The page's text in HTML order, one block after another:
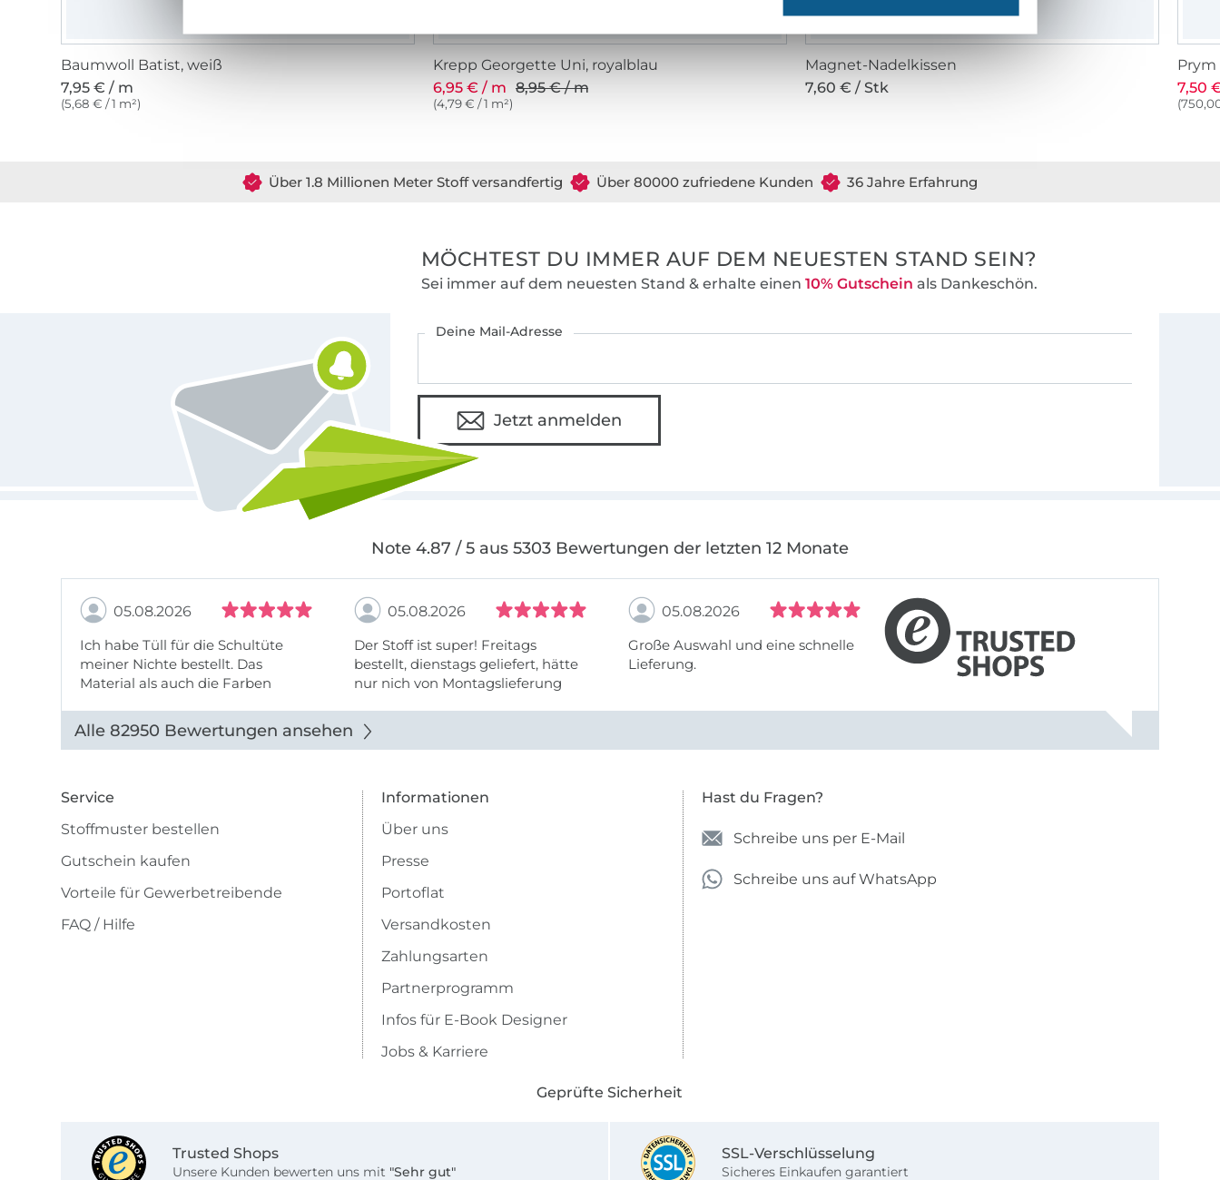
Baumwoll Batist, weiß
7,95 € / m
(5,68 € / 1 m²)
Krepp Georgette Uni, royalblau
6,95 € / m 8,95 € / m
(4,79 € / 1 m²)
Magnet-Nadelkissen
7,60 € / Stk
7,50
Über 1.8 Millionen Meter Stoff versandfertig Über 80000 zufriedene Kunden 36 Jahre Erfahrung
MÖCHTEST DU IMMER AUF DEM NEUESTEN STAND SEIN?
Sei immer auf dem neuesten Stand & erhalte einen 10% Gutschein als Dankeschön.
Deine Mail-Adresse
Jetzt anmelden
Note 4.87 / 5 aus 5303 Bewertungen der letzten 12 Monate
05.08.2026
Ich habe Tüll für die Schultüte
meiner Nichte bestellt. Das
Material als auch die Farben
Abbildung u sieht toll aus. Die
Lieferung erfolgte zügig u auch
05.08.2026
Der Stoff ist super! Freitags
bestellt, dienstags geliefert, hätte
nur nich von Montagslieferung
05.08.2026
Große Auswahl und eine schnelle
Lieferung.
Alle 82950 Bewertungen ansehen
Service
Stoffmuster bestellen
Gutschein kaufen
Vorteile für Gewerbetreibende
FAQ / Hilfe
Informationen
Über uns
Presse
Portoflat
Versandkosten
Zahlungsarten
Partnerprogramm
Infos für E-Book Designer
Jobs & Karriere
Hast du Fragen?
Schreibe uns per E-Mail
Schreibe uns auf WhatsApp
Geprüfte Sicherheit
Trusted Shops
Unsere Kunden bewerten uns mit "Sehr gut"
SSL-Verschlüsselung
Sicheres Einkaufen garantiert